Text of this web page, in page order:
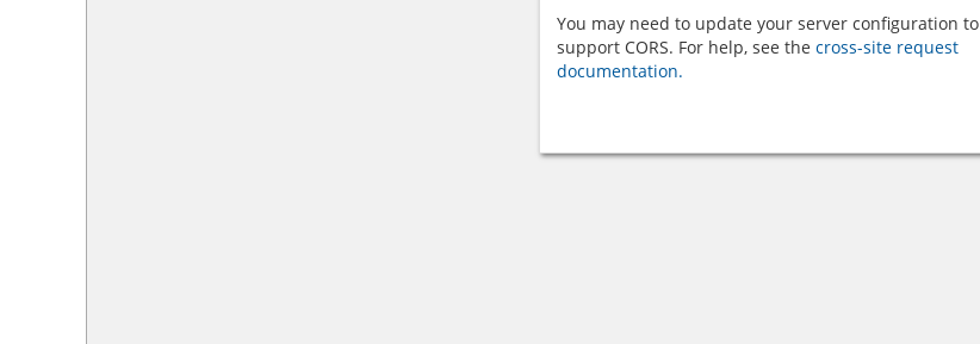
You may need to update your server configuration to
support CORS. For help, see the cross-site request
documentation.